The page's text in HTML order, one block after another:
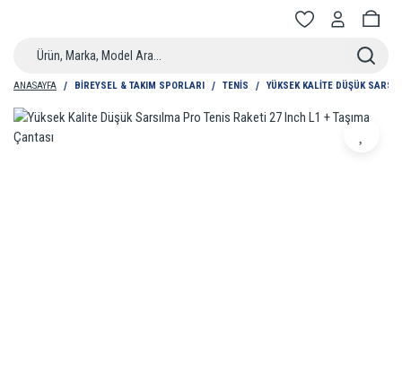
ANASAYFA BIREYSEL & TAKIM SPORLARI TENIS YÜKSEK KALITE DÜŞÜK